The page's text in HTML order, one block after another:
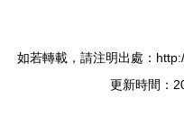
如若轉載，請注明出處：
更新時間：